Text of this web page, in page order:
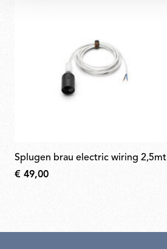
splugen brau electric wiring 2,5mt
€ 49,00